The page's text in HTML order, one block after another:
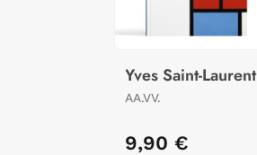
Yves Saint-Laurent
AA.VV.
9,90 €